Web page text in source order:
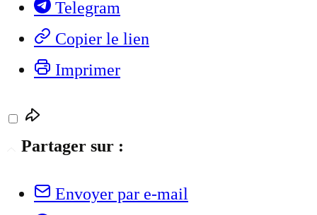
Telegram
Copier le lien
Imprimer
Partager sur :
Envoyer par e-mail